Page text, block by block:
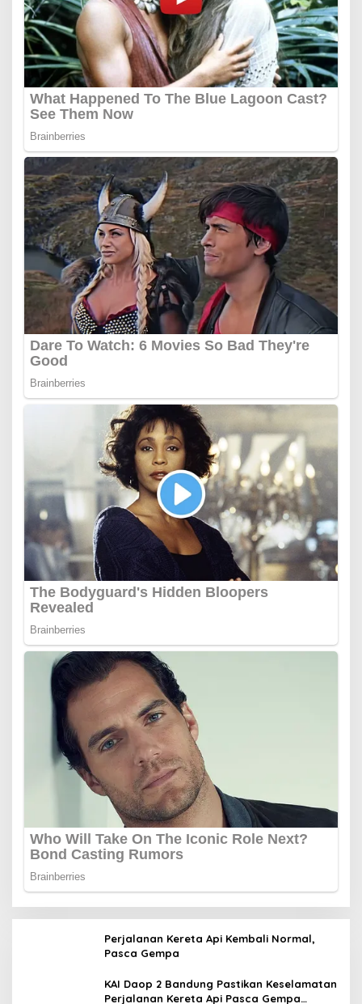
Perjalanan Kereta Api Kembali Normal,
Pasca Gempa
KAI Daop 2 Bandung Pastikan Keselamatan
Perjalanan Kereta Api Pasca Gempa